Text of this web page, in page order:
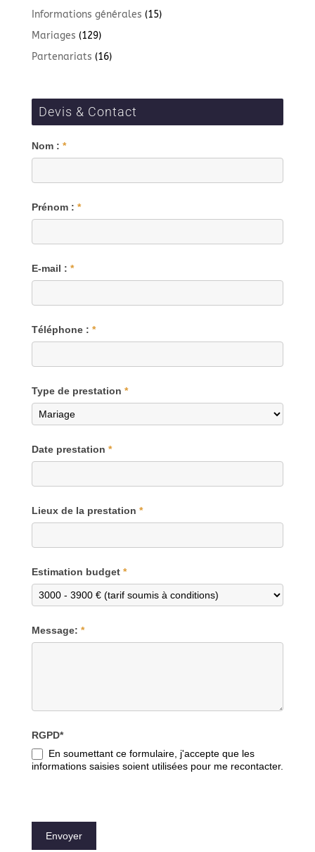
Informations générales (15)
Mariages (129)
Partenariats (16)
Devis & Contact
Blog
Nom : *
Prénom : *
E-mail : *
Téléphone : *
Type de prestation *
Date prestation *
Lieux de la prestation *
Estimation budget *
Message: *
RGPD*
En soumettant ce formulaire, j'accepte que les
informations saisies soient utilisées pour me recontacter.
Envoyer